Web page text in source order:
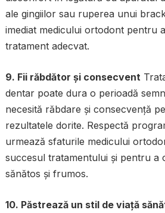
ale gingiilor sau ruperea unui
imediat medicului ortodont pentru
tratament adecvat.
9. Fii răbdător și consecvent
dentar poate dura o perioadă
necesită răbdare și consecvență
rezultatele dorite. Respectă
urmează sfaturile medicului
succesul tratamentului și pentru a
sănătos și frumos.
10. Păstrează un stil de viață